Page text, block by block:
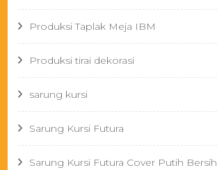
Produksi Taplak Meja IBM
Produksi tirai dekorasi
sarung kursi
Sarung Kursi Futura
Sarung Kursi Futura Cover Putih Bersih